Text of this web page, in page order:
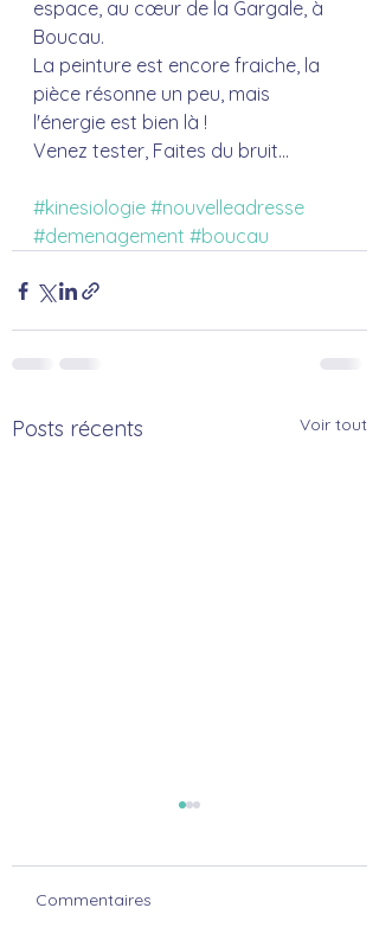
espace, au cœur de la Gargale, à
Boucau.
La peinture est encore fraiche, la
pièce résonne un peu, mais
l'énergie est bien là !
Venez tester, Faites du bruit...
#kinesiologie #nouvelleadresse
#demenagement #boucau
Posts récents Voir tout
Commentaires